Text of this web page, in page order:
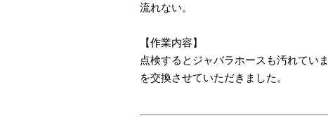
流れない。
【作業内容】
点検するとジャバラホースも汚れてい
を交換させていただきました。